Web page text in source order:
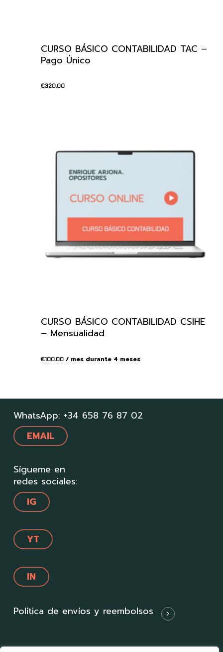
CURSO BÁSICO CONTABILIDAD TAC –
Pago Único
€320.00
CURSO BÁSICO CONTABILIDAD CSIHE
– Mensualidad
€100.00 / mes durante 4 meses
WhatsApp: +34 658 76 87 02
EMAIL
Sígueme en
redes sociales:
IG
YT
IN
Política de envíos y reembolsos